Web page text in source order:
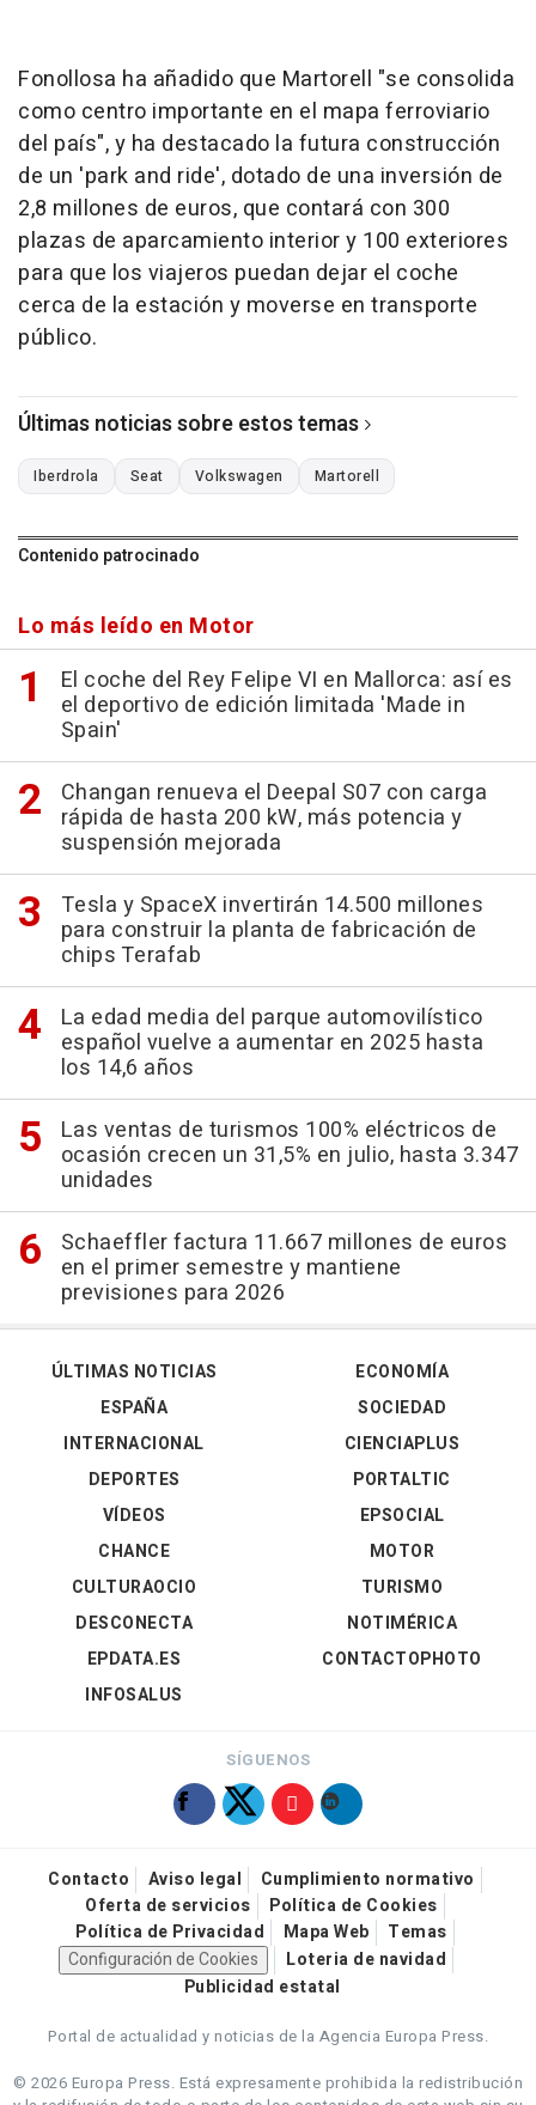
Fonollosa ha añadido que Martorell "se consolida
como centro importante en el mapa ferroviario
del país", y ha destacado la futura construcción
de un 'park and ride', dotado de una inversión de
2,8 millones de euros, que contará con 300
plazas de aparcamiento interior y 100 exteriores
para que los viajeros puedan dejar el coche
cerca de la estación y moverse en transporte
público.
Últimas noticias sobre estos temas
Iberdrola Seat Volkswagen Martorell
Contenido patrocinado
Lo más leído en Motor
El coche del Rey Felipe VI en Mallorca: así es
el deportivo de edición limitada 'Made in
Spain'
Changan renueva el Deepal S07 con carga
rápida de hasta 200 kW, más potencia y
suspensión mejorada
Tesla y SpaceX invertirán 14.500 millones
para construir la planta de fabricación de
chips Terafab
La edad media del parque automovilístico
español vuelve a aumentar en 2025 hasta
los 14,6 años
Las ventas de turismos 100% eléctricos de
ocasión crecen un 31,5% en julio, hasta 3.347
unidades
Schaeffler factura 11.667 millones de euros
en el primer semestre y mantiene
previsiones para 2026
ÚLTIMAS NOTICIAS
ESPAÑA
INTERNACIONAL
DEPORTES
VÍDEOS
ECONOMÍA
SOCIEDAD
CIENCIAPLUS
PORTALTIC
EPSOCIAL
CHANCE
CULTURAOCIO
DESCONECTA
EPDATA.ES
INFOSALUS
MOTOR
TURISMO
NOTIMÉRICA
CONTACTOPHOTO
SÍGUENOS
Contacto Aviso legal
Cumplimiento normativo
Oferta de servicios
Política de Cookies
Política de Privacidad
Mapa Web
Temas
Configuración de Cookies
Loteria de navidad
Publicidad estatal
Portal de actualidad y noticias de la Agencia Europa Press.
© 2026 Europa Press. Está expresamente prohibida la redistribución